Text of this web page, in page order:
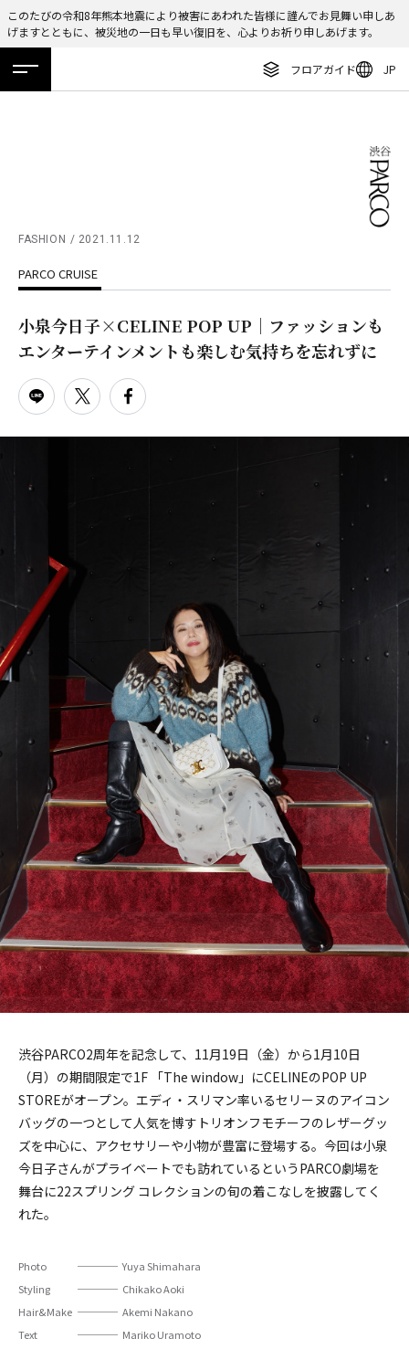
このたびの令和8年熊本地震により被害にあわれた皆様に謹んでお見舞い申しあ
げますとともに、被災地の一日も早い復旧を、心よりお祈り申しあげます。
フロアガイド JP
ホーム 特集 ニュース イベント アクセス
ニュース
特集
TAX FREE
DELIVERY SERVICES
PARCOメンバーズ
オンラインストア
ENGLISH
繁体字
日本語
FASHION 2021.11.12
PARCO CRUISE
小泉今日子×CELINE POP UP｜ファッションも
エンターテインメントも楽しむ気持ちを忘れずに
渋谷PARCO2周年を記念して、11月19日（金）から1月10日
（月）の期間限定で1F 「The window」にCELINEのPOP UP
STOREがオープン。エディ・スリマン率いるセリーヌのアイコン
バッグの一つとして人気を博すトリオンフモチーフのレザーグッ
ズを中心に、アクセサリーや小物が豊富に登場する。今回は小泉
今日子さんがプライベートでも訪れているというPARCO劇場を
舞台に22スプリング コレクションの旬の着こなしを披露してく
れた。
Photo
Yuya Shimahara
Styling
Chikako Aoki
Hair&Make
Akemi Nakano
Text
Mariko Uramoto